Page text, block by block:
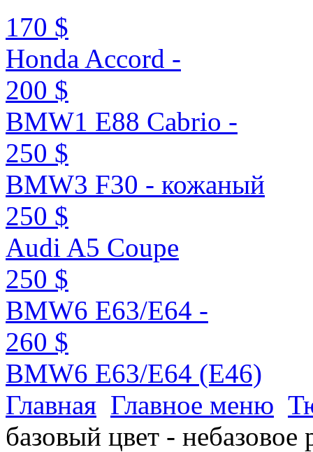
170 $
Honda Accord -
200 $
BMW1 E88 Cabrio -
250 $
BMW3 F30 - кожаный
250 $
Audi A5 Coupe
250 $
BMW6 E63/E64 -
260 $
BMW6 E63/E64 (E46)
Главная Главное меню
базовый цвет - небазовое